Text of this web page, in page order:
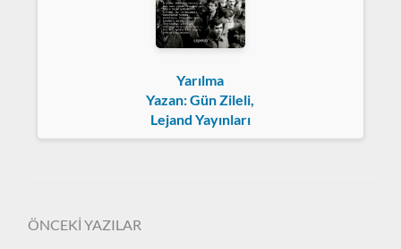
Yarılma
Yazan: Gün Zileli,
Lejand Yayınları
ÖNCEKİ YAZILAR